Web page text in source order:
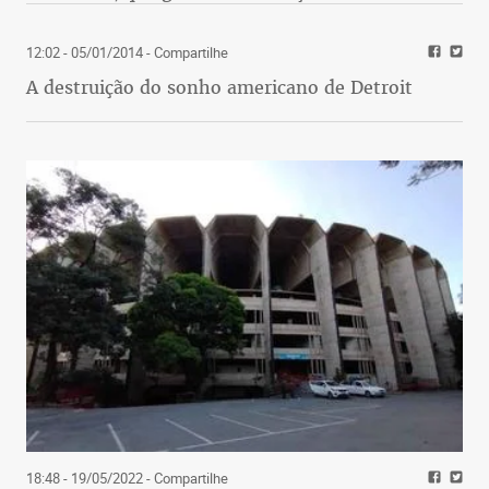
12:02 - 05/01/2014- Compartilhe
A destruição do sonho americano de Detroit
18:48 - 19/05/2022- Compartilhe